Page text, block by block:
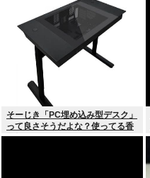
そーじき「PC埋め込み型デスク」
って良さそうだよな？使ってる香
具師いるか？